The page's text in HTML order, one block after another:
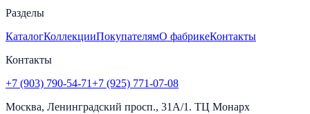
Разделы
КаталогКоллекцииПокупателямО фабрикеКонтакты
Контакты
+7 (903) 790-54-71+7 (925) 771-07-08
Москва, Ленинградский просп., 31А/1. ТЦ Монарх